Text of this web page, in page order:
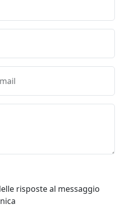
risposte al messaggio